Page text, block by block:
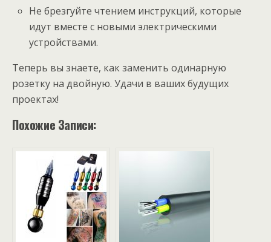
Не брезгуйте чтением инструкций, которые
идут вместе с новыми электрическими
устройствами.
Теперь вы знаете, как заменить одинарную
розетку на двойную. Удачи в ваших будущих
проектах!
Похожие Записи: